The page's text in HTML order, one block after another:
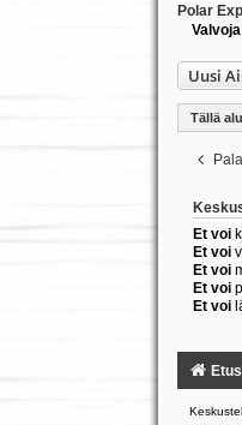
Polar
Uusi
Tällä
Et voi
Et voi
Et voi
Et voi
Et voi